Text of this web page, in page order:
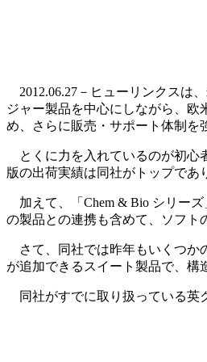
2012.06.27－ヒューリンクスは
ジャー製品を中心にしながら、
め、さらに販売・サポート体制を
とくに力を入れているのが初心
版の出荷実績は同社がトップであ
加えて、「Chem & Bio シリー
の製品との連携も含めて、ソフト
さて、同社では昨年もいくつか
が追加できるスイート製品で、構
同社がすでに取り扱っている英